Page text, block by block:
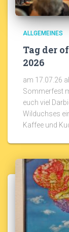
ALLGEMEINES
Tag der
2026
am 17.07.26
Sommerfest
euch viel
Wilduchses
Kaffee und